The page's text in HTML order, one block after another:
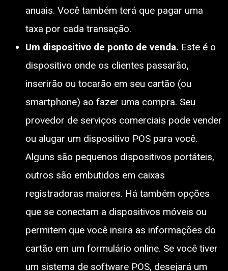
anuais. Você também terá que pagar uma
taxa por cada transação.
Um dispositivo de ponto de venda. Este é o
dispositivo onde os clientes passarão,
inserirão ou tocarão em seu cartão (ou
smartphone) ao fazer uma compra. Seu
provedor de serviços comerciais pode vender
ou alugar um dispositivo POS para você.
Alguns são pequenos dispositivos portáteis,
outros são embutidos em caixas
registradoras maiores. Há também opções
que se conectam a dispositivos móveis ou
permitem que você insira as informações do
cartão em um formulário online. Se você tiver
um sistema de software POS, desejará um